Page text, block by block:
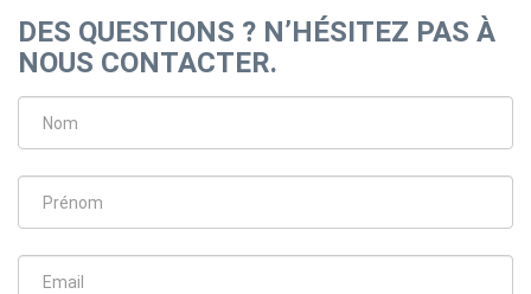
DES QUESTIONS ? N’HÉSITEZ PAS À
NOUS CONTACTER.